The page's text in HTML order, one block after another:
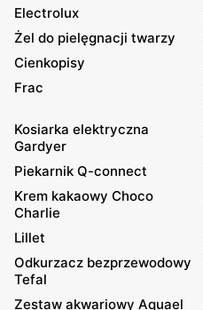
Electrolux
Żel do pielęgnacji twarzy
Cienkopisy
Frac
Kosiarka elektryczna
Gardyer
Piekarnik Q-connect
Krem kakaowy Choco
Charlie
Lillet
Odkurzacz bezprzewodowy
Tefal
Zestaw akwariowy Aquael